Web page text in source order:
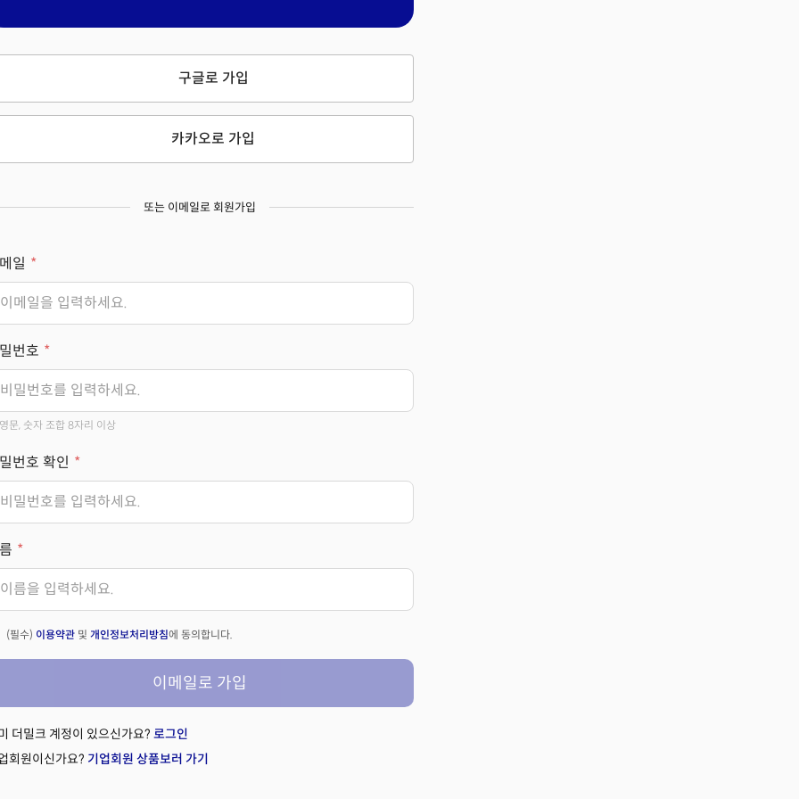
구글로 가입
카카오로 가입
또는 이메일로 회원가입
일
번호
영문, 숫자 조합 8자리 이상
번호 확인
(필수) 이용약관 및 개인정보처리방침에 동의합니다.
이메일로 가입
더밀크 계정이 있으신가요? 로그인
회원이신가요? 기업회원 상품보러 가기